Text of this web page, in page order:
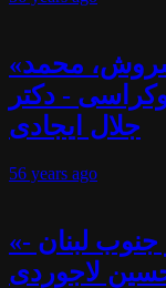
«انتخابات» ایران، عبدالکریم سروش، محمد
- دکتر
جلال ایجادی
56 years ago
«انتخابات»، توماج، اسرائیل و جنوب لبنان -
حسین لاجوردی